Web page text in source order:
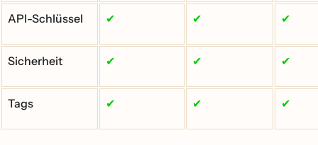
API-Schlüssel ✔ ✔ ✔
Sicherheit ✔ ✔ ✔
Tags ✔ ✔ ✔